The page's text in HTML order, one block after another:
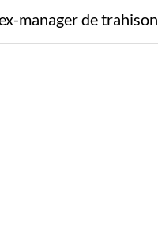
manager de trahison